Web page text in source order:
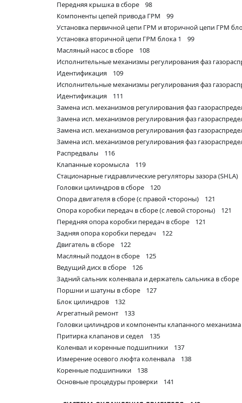
Передняя крышка в сборе 98
Компоненты цепей привода ГРМ 99
Установка первичной цепи ГРМ и вторичной цепи ГРМ
Установка вторичной цепи ГРМ блока 1 99
Масляный насос в сборе 108
Исполнительные механизмы регулирования фаз
Идентификация 109
Исполнительные механизмы регулирования фаз
Идентификация 111
Замена исп. механизмов регулирования фаз
Замена исп. механизмов регулирования фаз
Замена исп. механизмов регулирования фаз
Замена исп. механизмов регулирования фаз
Распредвалы 116
Клапанные коромысла 119
Стационарные гидравлические регуляторы зазора
Головки цилиндров в сборе 120
Опора двигателя в сборе (с правой •стороны) 121
Опора коробки передач в сборе (с левой стороны) 121
Передняя опора коробки передач в сборе 121
Задняя опора коробки передач 122
Двигатель в сборе 122
Масляный поддон в сборе 125
Ведущий диск в сборе 126
Задний сальник коленвала и держатель сальника в
Поршни и шатуны в сборе 127
Блок цилиндров 132
Агрегатный ремонт 133
Головки цилиндров и компоненты клапанного
Притирка клапанов и седел 135
Коленвал и коренные подшипники 137
Измерение осевого люфта коленвала 138
Коренные подшипники 138
Основные процедуры проверки 141